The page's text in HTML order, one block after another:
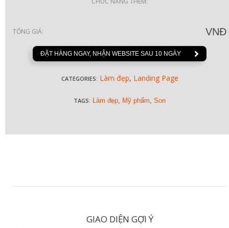
TỔNG GIÁ: VNĐ
ĐẶT HÀNG NGAY, NHẬN WEBSITE SAU 10 NGÀY
CATEGORIES: Làm đẹp, Landing Page
TAGS: Làm đẹp Mỹ phẩm Son
GIAO DIỆN GỢI Ý